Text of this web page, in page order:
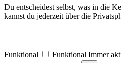
Du entscheidest selbst, was in die
kannst du jederzeit über die
Funktional Funktional Immer